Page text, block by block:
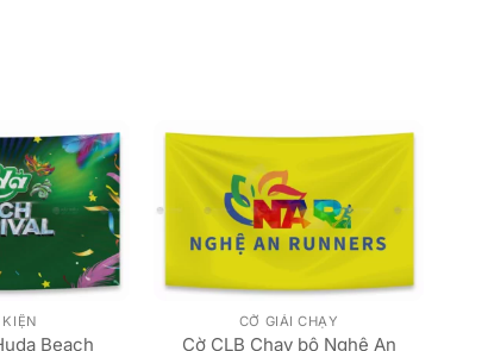
Beach
CỜ GIẢI CHẠY
Cờ CLB Chạy bộ Nghệ An